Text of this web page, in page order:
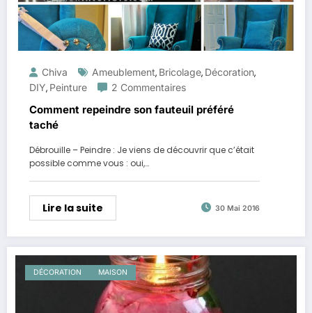
Chiva Ameublement, Bricolage, Décoration,
DIY, Peinture 2 Commentaires
Comment repeindre son fauteuil préféré
taché
Débrouille – Peindre : Je viens de découvrir que c’était
possible comme vous : oui,…
Lire la suite 30 Mai 2016
DÉCORATION MAISON